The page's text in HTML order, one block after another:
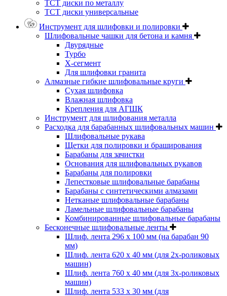
ТСТ диски по металлу
ТСТ диски универсальные
Инструмент для шлифовки и полировки
Шлифовальные чашки для бетона и камня
Двурядные
Турбо
Х-сегмент
Для шлифовки гранита
Алмазные гибкие шлифовальные круги
Cухая шлифовка
Влажная шлифовка
Крепления для АГШК
Инструмент для шлифования металла
Расходка для барабанных шлифовальных машин
Шлифовальные рукава
Щетки для полировки и браширования
Барабаны для зачистки
Основания для шлифовальных рукавов
Барабаны для полировки
Лепестковые шлифовальные барабаны
Барабаны с синтетическими алмазами
Нетканые шлифовальные барабаны
Ламельные шлифовальные барабаны
Комбинированные шлифовальные барабаны
Бесконечные шлифовальные ленты
Шлиф. лента 296 х 100 мм (на барабан 90
мм)
Шлиф. лента 620 х 40 мм (для 2х-роликовых
машин)
Шлиф. лента 760 х 40 мм (для 3х-роликовых
машин)
Шлиф. лента 533 х 30 мм (для